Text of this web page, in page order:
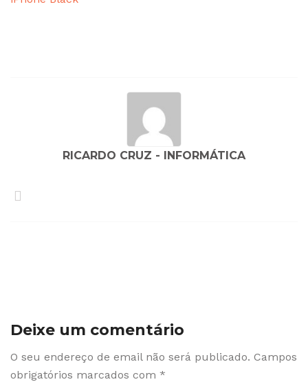
RICARDO CRUZ - INFORMÁTICA
Deixe um comentário
O seu endereço de email não será publicado. Campos
obrigatórios marcados com *